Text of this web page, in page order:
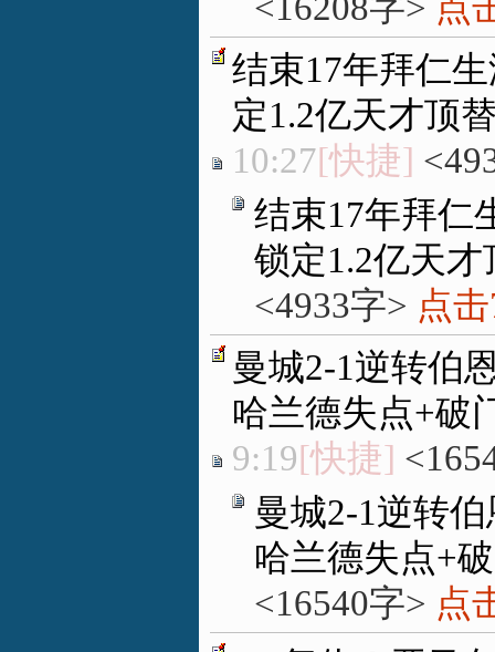
结束17年拜仁
定1.2亿天才顶
10:27[快捷]
结束17年拜仁
锁定1.2亿天才
<4933字> 点
曼城2-1逆转伯
哈兰德失点+破
9:19[快捷]
曼城2-1逆转
哈兰德失点+
<16540字> 点